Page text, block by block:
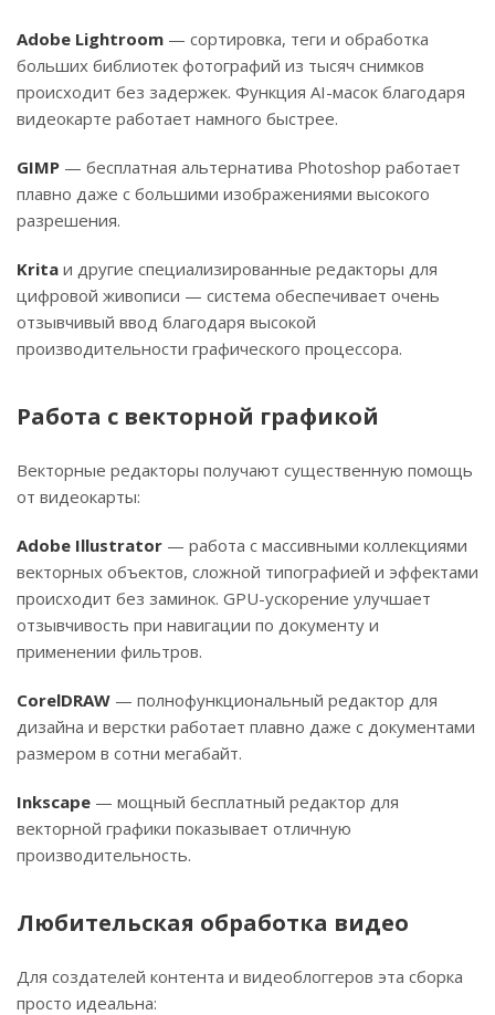
Adobe Lightroom — сортировка, теги и обработка
больших библиотек фотографий из тысяч снимков
происходит без задержек. Функция AI-масок благодаря
видеокарте работает намного быстрее.
GIMP — бесплатная альтернатива Photoshop работает
плавно даже с большими изображениями высокого
разрешения.
Krita и другие специализированные редакторы для
цифровой живописи — система обеспечивает очень
отзывчивый ввод благодаря высокой
производительности графического процессора.
Работа с векторной графикой
Векторные редакторы получают существенную помощь
от видеокарты:
Adobe Illustrator — работа с массивными коллекциями
векторных объектов, сложной типографией и эффектами
происходит без заминок. GPU-ускорение улучшает
отзывчивость при навигации по документу и
применении фильтров.
CorelDRAW — полнофункциональный редактор для
дизайна и верстки работает плавно даже с документами
размером в сотни мегабайт.
Inkscape — мощный бесплатный редактор для
векторной графики показывает отличную
производительность.
Любительская обработка видео
Для создателей контента и видеоблоггеров эта сборка
просто идеальна: